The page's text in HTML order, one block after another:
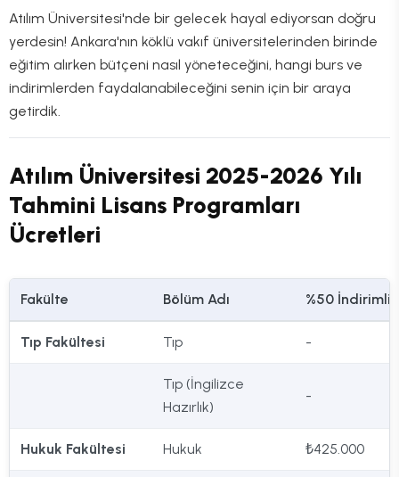
Atılım Üniversitesi'nde bir gelecek hayal ediyorsan doğru
yerdesin! Ankara'nın köklü vakıf üniversitelerinden birinde
eğitim alırken bütçeni nasıl yöneteceğini, hangi burs ve
indirimlerden faydalanabileceğini senin için bir araya
getirdik.
Atılım Üniversitesi 2025-2026 Yılı
Tahmini Lisans Programları
Ücretleri
Fakülte Bölüm Adı %50 İndirimli
Tıp Fakültesi Tıp -
Tıp (İngilizce
Hazırlık)
-
Hukuk Fakültesi Hukuk ₺425.000